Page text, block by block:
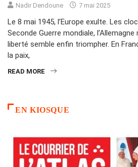
Nadir Dendoune 7 mai 2025
Le 8 mai 1945, l’Europe exulte. Les
Seconde Guerre mondiale,
liberté semble enfin triompher. En
la paix,
READ MORE
EN KIOSQUE